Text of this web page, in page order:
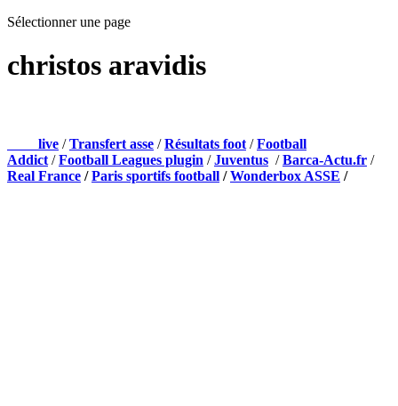
Sélectionner une page
christos aravidis
live /Transfert asse /Résultats foot /Football
Addict /Football Leagues plugin /Juventus /Barca-Actu.fr /
Real France /Paris sportifs football /Wonderbox ASSE /